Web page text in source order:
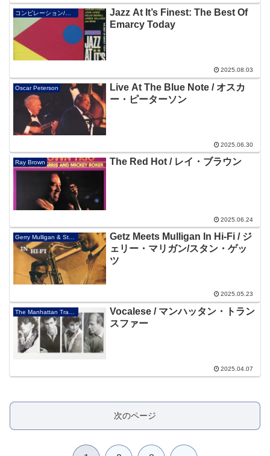
Jazz At It’s Finest: The Best Of
Emarcy Today
2025.08.03
Oscar Peterson
Live At The Blue Note / オスカ
ー・ピーターソン
2025.06.30
Ray Brown The Red Hot / レイ・ブラウン
2025.06.24
Getz Meets Mulligan In Hi-Fi / ジ
ェリー・マリガン/スタン・ゲッ
ツ
2025.05.23
Vocalese / マンハッタン・トラン
スファー
2025.04.07
次のページ